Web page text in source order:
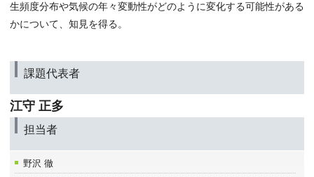
生頻度分布や気候の年々変動性がどのように変化する可能性がある
かについて、知見を得る。
課題代表者
江守 正多
担当者
野沢 徹